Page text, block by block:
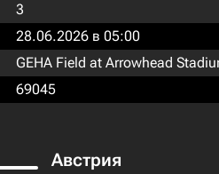
3
28.06.2026 в 05:00
GEHA Field at Arrowhead
69045
Австрия